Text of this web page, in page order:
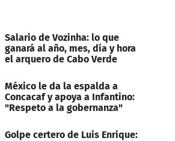
Salario de Vozinha: lo que
ganará al año, mes, día y hora
el arquero de Cabo Verde
México le da la espalda a
Concacaf y apoya a Infantino:
"Respeto a la gobernanza"
Golpe certero de Luis Enrique: